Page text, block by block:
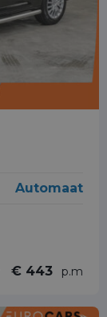
Automaat
€ 443 p.m